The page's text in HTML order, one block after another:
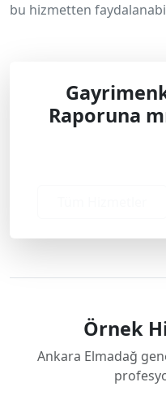
bu hizmetten
Raporuna
Örnek
Ankara Elmadağ